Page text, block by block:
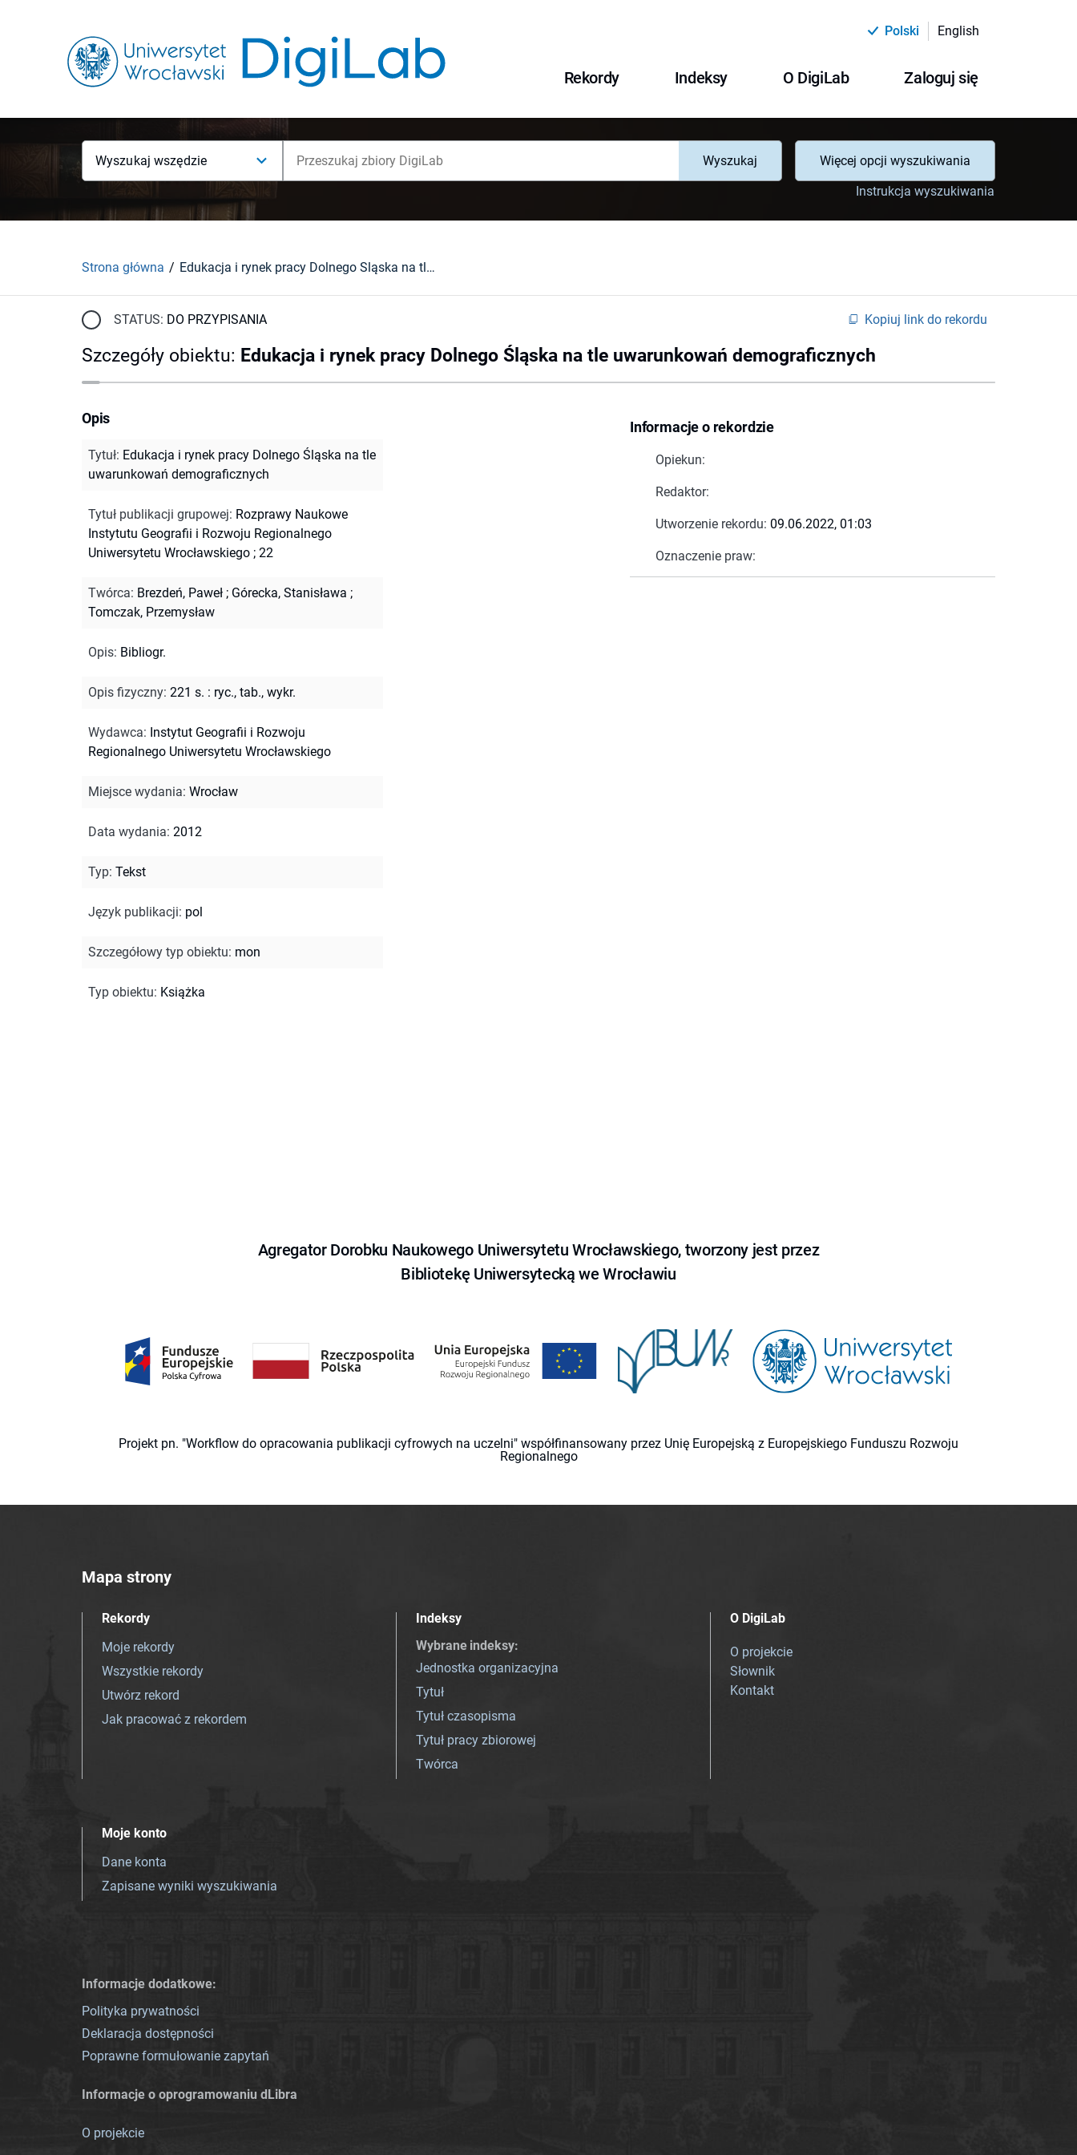
Polski English
Rekordy Indeksy O DigiLab Zaloguj się
Wyszukaj wszędzie Wyszukaj
Więcej opcji wyszukiwania
Instrukcja wyszukiwania
Strona główna Edukacja i rynek pracy Dolnego Śląska na tle uwarunkowań demograficznych
STATUS: DO PRZYPISANIA Kopiuj link do rekordu
Szczegóły obiektu: Edukacja i rynek pracy Dolnego Śląska na tle uwarunkowań demograficznych
Informacje o rekordzie
Opiekun:
Redaktor:
Utworzenie rekordu: 09.06.2022, 01:03
Oznaczenie praw:
Opis
Tytuł: Edukacja i rynek pracy Dolnego Śląska na tle
uwarunkowań demograficznych
Tytuł publikacji grupowej: Rozprawy Naukowe
Instytutu Geografii i Rozwoju Regionalnego
Uniwersytetu Wrocławskiego ; 22
Twórca: Brezdeń, Paweł ; Górecka, Stanisława ;
Tomczak, Przemysław
Opis: Bibliogr.
Opis fizyczny: 221 s. : ryc., tab., wykr.
Wydawca: Instytut Geografii i Rozwoju
Regionalnego Uniwersytetu Wrocławskiego
Miejsce wydania: Wrocław
Data wydania: 2012
Typ: Tekst
Język publikacji: pol
Szczegółowy typ obiektu: mon
Typ obiektu: Książka
Agregator Dorobku Naukowego Uniwersytetu Wrocławskiego, tworzony jest przez
Bibliotekę Uniwersytecką we Wrocławiu
Projekt pn. "Workflow do opracowania publikacji cyfrowych na uczelni" współfinansowany przez Unię Europejską z Europejskiego Funduszu Rozwoju
Regionalnego
Mapa strony
Rekordy
Moje rekordy
Wszystkie rekordy
Utwórz rekord
Jak pracować z rekordem
Indeksy
Wybrane indeksy:
Jednostka organizacyjna
Tytuł
Tytuł czasopisma
Tytuł pracy zbiorowej
Twórca
O DigiLab
O projekcie
Słownik
Kontakt
Moje konto
Dane konta
Zapisane wyniki wyszukiwania
Informacje dodatkowe:
Polityka prywatności
Deklaracja dostępności
Poprawne formułowanie zapytań
Informacje o oprogramowaniu dLibra
O projekcie